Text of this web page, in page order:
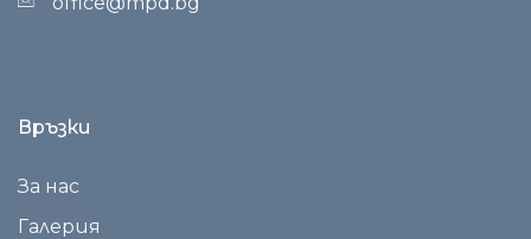
Връзки
За нас
Галерия